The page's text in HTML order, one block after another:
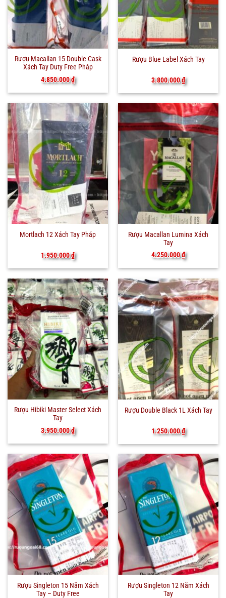
Rượu Macallan 15 Double Cask
Xách Tay Duty Free Pháp
4.850.000₫
Rượu Blue Label Xách Tay
3.800.000₫
Mortlach 12 Xách Tay Pháp
1.950.000₫
Rượu Macallan Lumina Xách
Tay
4.250.000₫
Rượu Hibiki Master Select Xách
Tay
3.950.000₫
Rượu Double Black 1L Xách Tay
1.250.000₫
Rượu Singleton 15 Năm Xách
Tay – Duty Free
Rượu Singleton 12 Năm Xách
Tay